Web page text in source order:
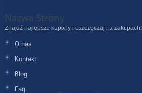
Nazwa Strony
Znajdź najlepsze kupony i oszczędzaj na zakupach!
O nas
Kontakt
Blog
Faq